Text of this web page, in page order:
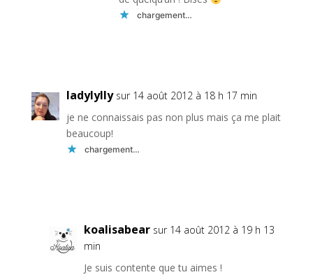
chargement…
ladylylly sur 14 août 2012 à 18 h 17 min
je ne connaissais pas non plus mais ça me plait
beaucoup!
chargement…
koalisabear sur 14 août 2012 à 19 h 13
min
Je suis contente que tu aimes !